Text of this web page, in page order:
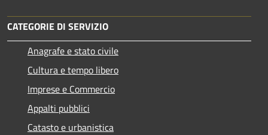
CATEGORIE DI SERVIZIO
Anagrafe e stato civile
Cultura e tempo libero
Imprese e Commercio
Appalti pubblici
Catasto e urbanistica